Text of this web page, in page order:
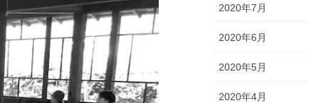
2020年7月
2020年6月
2020年5月
2020年4月